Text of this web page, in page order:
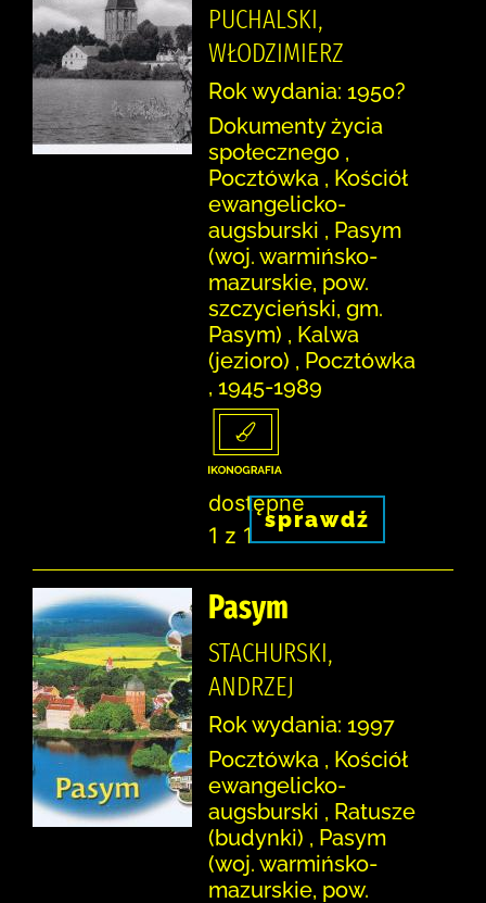
PUCHALSKI,
WŁODZIMIERZ
Rok wydania: 1950?
Dokumenty życia
społecznego ,
Pocztówka , Kościół
ewangelicko-
augsburski , Pasym
(woj. warmińsko-
mazurskie, pow.
szczycieński, gm.
Pasym) , Kalwa
(jezioro) , Pocztówka
, 1945-1989
dostępne
1 z 1
sprawdź
Pasym
STACHURSKI,
ANDRZEJ
Rok wydania: 1997
Pocztówka , Kościół
ewangelicko-
augsburski , Ratusze
(budynki) , Pasym
(woj. warmińsko-
mazurskie, pow.